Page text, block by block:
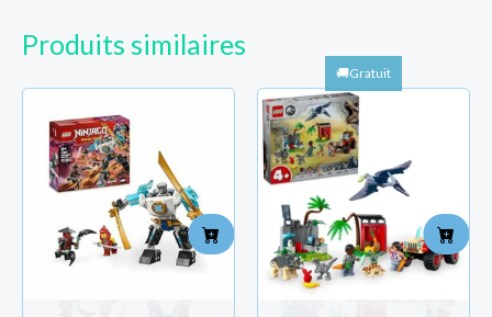
Produits similaires